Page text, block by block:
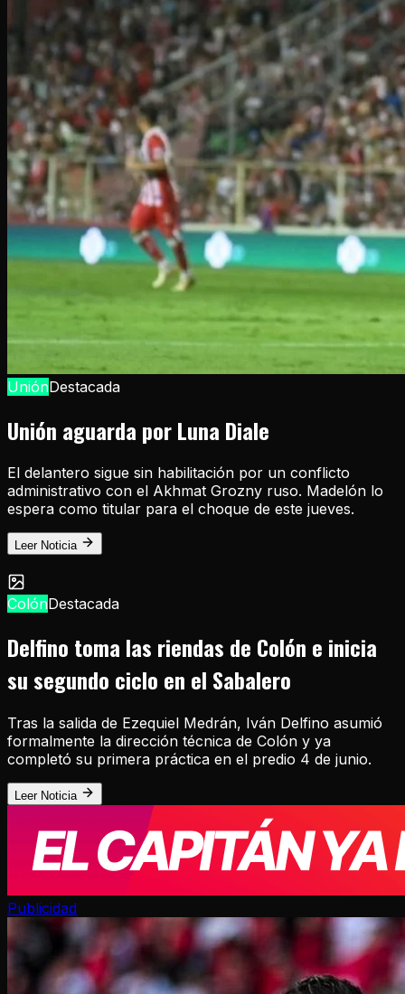
UniónDestacada
Unión aguarda por Luna Diale
El delantero sigue sin habilitación por un conflicto
administrativo con el Akhmat Grozny ruso. Madelón lo
espera como titular para el choque de este jueves.
Leer Noticia
ColónDestacada
Delfino toma las riendas de Colón e inicia
su segundo ciclo en el Sabalero
Tras la salida de Ezequiel Medrán, Iván Delfino asumió
formalmente la dirección técnica de Colón y ya
completó su primera práctica en el predio 4 de junio.
Leer Noticia
Publicidad